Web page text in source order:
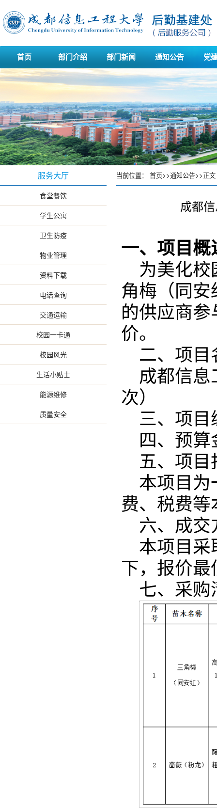
首页 部门介绍 部门新闻 通知公告 党
服务大厅
食堂餐饮
学生公寓
卫生防疫
物业管理
资料下载
电话查询
交通运输
校园一卡通
校园风光
生活小贴士
能源维修
质量安全
当前位置： 首页>>通知公告>>正文
成都
一、项目概
为美化
角梅（同
的供应商
价。
二、项目
成都信息
次）
三、项目
四、预算
五、项目
本项目为
费、税费
六、成交
本项目采
下，报价
七、采购